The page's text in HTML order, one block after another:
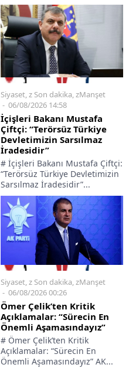
Siyaset,z Son dakika,zManşet
06/08/2026 14:58
İçişleri Bakanı Mustafa
Çiftçi: “Terörsüz Türkiye
Devletimizin Sarsılmaz
İradesidir”
# İçişleri Bakanı Mustafa Çiftçi:
“Terörsüz Türkiye Devletimizin
Sarsılmaz İradesidir”...
Siyaset z Son dakika zManşet
06/08/2026 00:26
Ömer Çelik’ten Kritik
Açıklamalar: “Sürecin En
Önemli Aşamasındayız”
# Ömer Çelik’ten Kritik
Açıklamalar: “Sürecin En
Önemli Aşamasındayız” AK...